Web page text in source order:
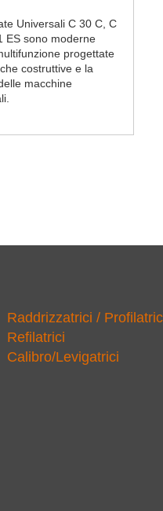
Universali C 30 C, C
ES sono moderne
progettate
costruttive e la
macchine
Raddrizzatrici /
Refilatrici
Calibro/Levigatrici